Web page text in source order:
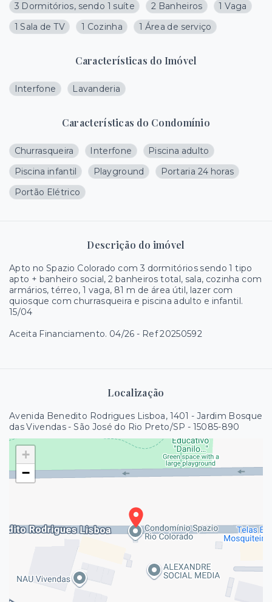
3 Dormitórios, sendo 1 suíte 2 Banheiros
1 Vaga
1 Sala de TV
1 Cozinha 1 Área de serviço
Características do Imóvel
Interfone Lavanderia
Características do Condomínio
Churrasqueira Interfone
Piscina adulto
Piscina infantil
Playground
Portaria 24 horas
Portão Elétrico
Descrição do imóvel
Apto no Spazio Colorado com 3 dormitórios sendo 1 tipo
apto + banheiro social, 2 banheiros total, sala, cozinha com
armários, térreo, 1 vaga, 81 m de área útil, lazer com
quiosque com churrasqueira e piscina adulto e infantil.
15/04
Aceita Financiamento. 04/26 - Ref 20250592
Localização
Avenida Benedito Rodrigues Lisboa, 1401 - Jardim Bosque
das Vivendas - São José do Rio Preto/SP - 15085-890
+
−